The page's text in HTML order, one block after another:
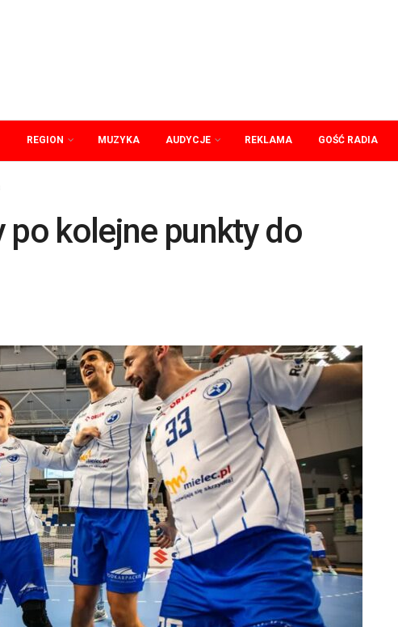
REGION MUZYKA AUDYCJE REKLAMA GOŚĆ RADIA
kolejne punkty do